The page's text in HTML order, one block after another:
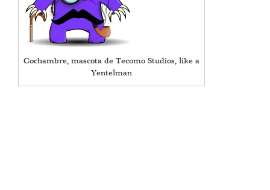
Cochambre, mascota de Tecomo Studios, like a
Yentelman